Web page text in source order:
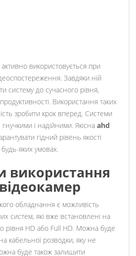
використовується при
Завдяки ній
систему до сучасного рівня,
Використання таких
зробити крок вперед. Системи
і надійними. Якісна ahd
гідний рівень якості
яких умовах.
використання
обладнання є можливість
систем, які вже встановлені на
рівня HD або Full HD. Можна буде
кабельної розводки, яку не
буде також залишити